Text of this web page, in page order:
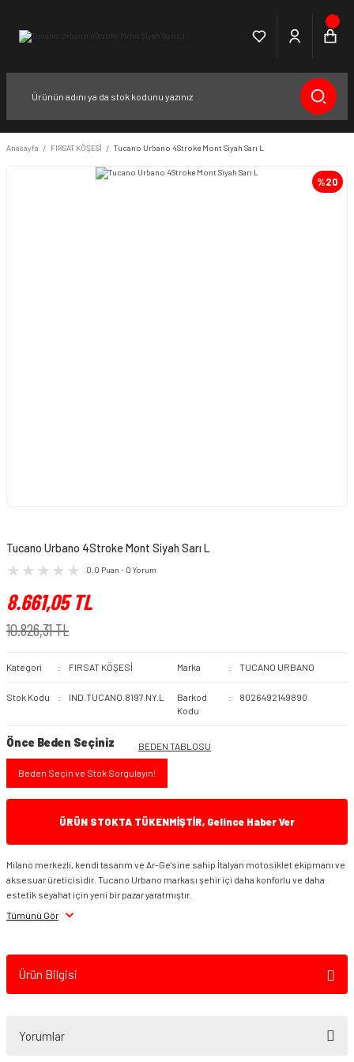
Anasayfa FIRSAT KÖŞESİ Tucano Urbano 4Stroke Mont Siyah Sarı L
%20
Tucano Urbano 4Stroke Mont Siyah Sarı L
0.0 Puan - 0 Yorum
8.661,05 TL
10.826,31 TL
Kategori FIRSAT KÖŞESİ Marka TUCANO URBANO
Stok Kodu IND.TUCANO.8197.NY.L
Barkod
Kodu
8026492149890
Önce Beden Seçiniz BEDEN TABLOSU
Beden Seçin ve Stok Sorgulayın!
ÜRÜN STOKTA TÜKENMİŞTİR, Gelince Haber Ver
Milano merkezli, kendi tasarım ve Ar-Ge'sine sahip İtalyan motosiklet ekipmanı ve
aksesuar üreticisidir. Tucano Urbano markası şehir içi daha konforlu ve daha
estetik seyahat için yeni bir pazar yaratmıştır.
Tümünü Gör
Ürün Bilgisi
Yorumlar